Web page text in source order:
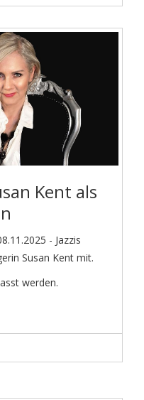
Kent als
- Jazzis
Susan Kent mit.
werden.